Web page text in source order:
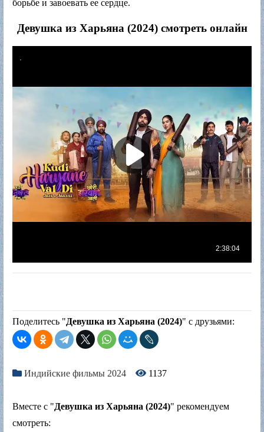
борьбе и завоевать ее сердце.
Девушка из Харьяна (2024) смотреть онлайн
Поделитесь "Девушка из Харьяна (2024)" с друзьями:
Индийские фильмы 2024 1137
Вместе с "Девушка из Харьяна (2024)" рекомендуем
смотреть: